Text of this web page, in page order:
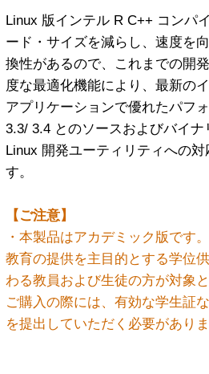
Linux 版インテル R C++ コンパ
ード・サイズを減らし、速度を
換性があるので、これまでの開
度な最適化機能により、最新の
アプリケーションで優れたパフ
3.3/ 3.4 とのソースおよびバイ
Linux 開発ユーティリティへの
す。
【ご注意】
・本製品はアカデミック版です。
教育の提供を主目的とする学位
わる教員および生徒の方が対象
ご購入の際には、有効な学生証
を提出していただく必要があり